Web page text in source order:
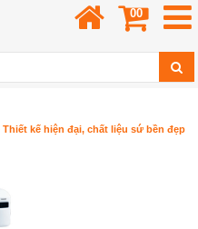
00
kế hiện đại, chất liệu sứ bền đẹp